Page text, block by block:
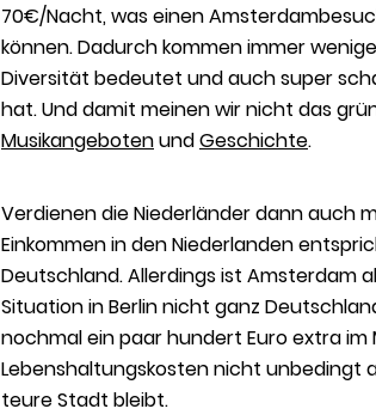
70€/Nacht, was einen
können. Dadurch kommen immer
Diversität bedeutet und auch super
hat. Und damit meinen wir nicht das
MusikangebotenundGeschichte.
Verdienen die Niederländer dann auch
Einkommen in den Niederlanden
Deutschland. Allerdings ist Amsterdam
Situation in Berlin nicht ganz
nochmal ein paar hundert Euro extra
Lebenshaltungskosten nicht unbedingt
teure Stadt bleibt.